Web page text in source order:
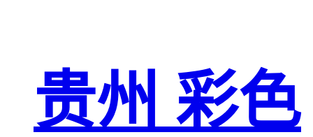
贵州 彩色